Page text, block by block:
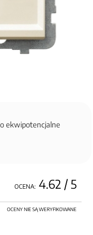
ekwipotencjalne
OCENA: 4.62 / 5
OCENY NIE SĄ WERYFIKOWANE